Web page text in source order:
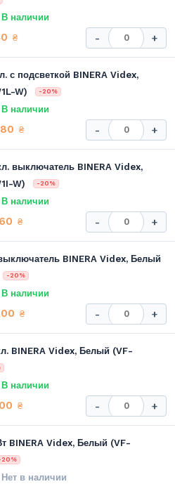
В наличии
₴ - +
с подсветкой BINERA Videx,
W)
-20%
В наличии
₴ - +
выключатель BINERA Videx,
W)
-20%
В наличии
₴ - +
BINERA Videx, Белый
-20%
В наличии
₴ - +
BINERA Videx, Белый (VF-
В наличии
₴ - +
BINERA Videx, Белый (VF-
20%
Нет в наличии